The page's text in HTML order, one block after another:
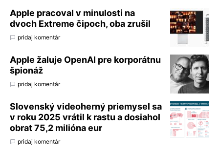
Apple pracoval v minulosti na
dvoch Extreme čipoch, oba zrušil
pridaj komentár
Apple žaluje OpenAI pre korporátnu
špionáž
pridaj komentár
Slovenský videoherný priemysel sa
v roku 2025 vrátil k rastu a dosiahol
obrat 75,2 milióna eur
pridaj komentár